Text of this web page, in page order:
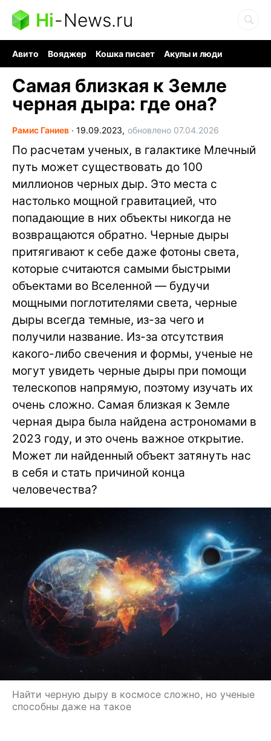
Hi-News.ru
Авито Вояджер Кошка писает
Акулы и люди
Самая близкая к Земле
черная дыра: где она?
Рамис Ганиев ∙ 19.09.2023, обновлено 07.04.2026
По расчетам ученых, в галактике Млечный
путь может существовать до 100
миллионов черных дыр. Это места с
настолько мощной гравитацией, что
попадающие в них объекты никогда не
возвращаются обратно. Черные дыры
притягивают к себе даже фотоны света,
которые считаются самыми быстрыми
объектами во Вселенной — будучи
мощными поглотителями света, черные
дыры всегда темные, из-за чего и
получили название. Из-за отсутствия
какого-либо свечения и формы, ученые не
могут увидеть черные дыры при помощи
телескопов напрямую, поэтому изучать их
очень сложно. Самая близкая к Земле
черная дыра была найдена астрономами в
2023 году, и это очень важное открытие.
Может ли найденный объект затянуть нас
в себя и стать причиной конца
человечества?
Найти черную дыру в космосе сложно, но ученые
способны даже на такое